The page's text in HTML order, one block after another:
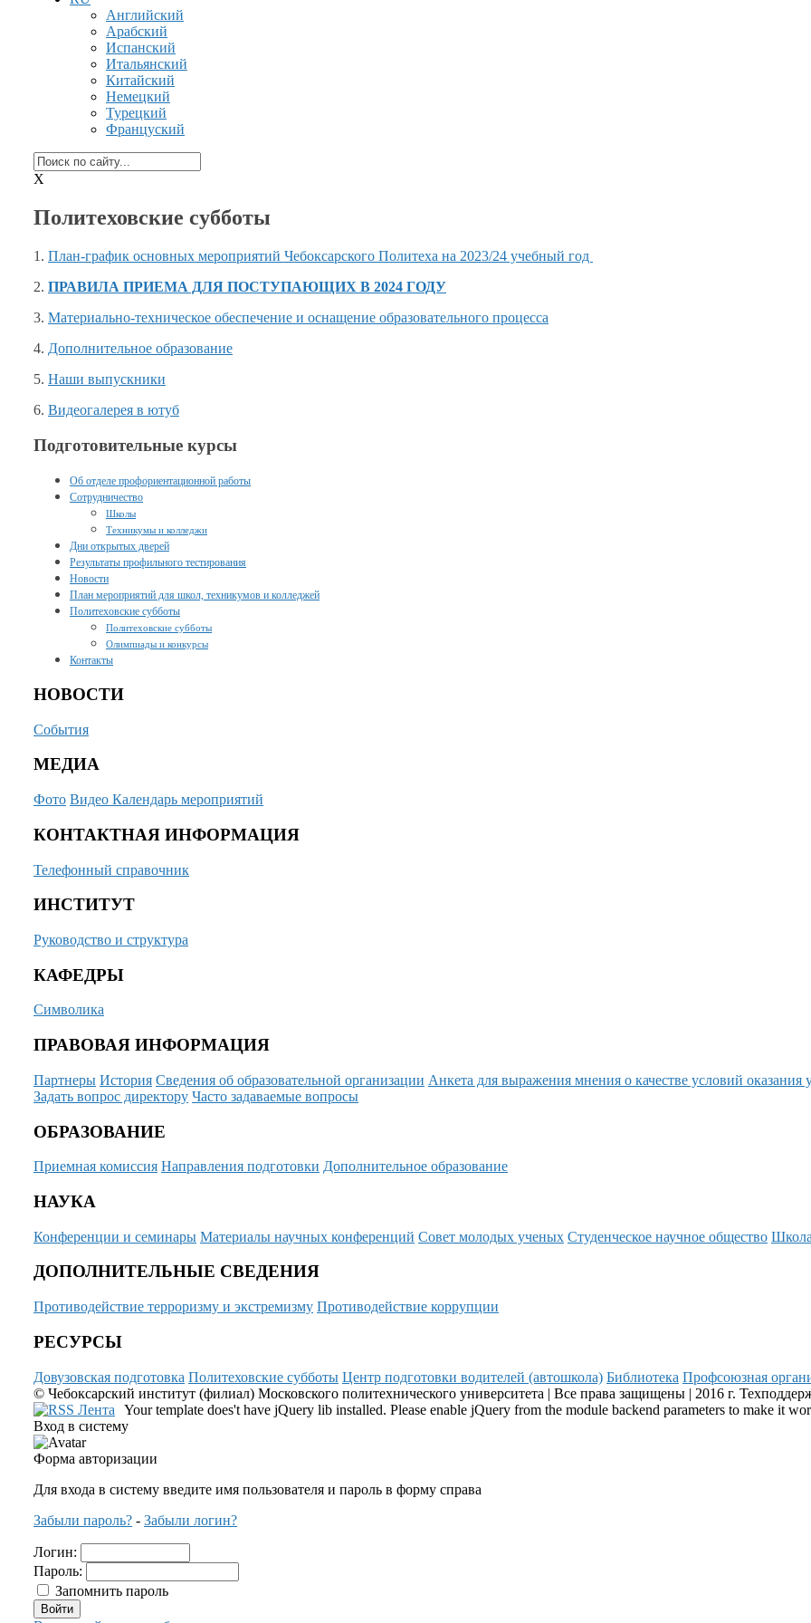
Английский
Арабский
Испанский
Итальянский
Китайский
Немецкий
Турецкий
Француский
X
Политеховские субботы
1. План-график основных мероприятий Чебоксарского Политеха на 2023/24 учебный год
2. ПРАВИЛА ПРИЕМА ДЛЯ ПОСТУПАЮЩИХ В 2024 ГОДУ
3. Материально-техническое обеспечение и оснащение образовательного процесса
4. Дополнительное образование
5. Наши выпускники
6. Видеогалерея в ютуб
Подготовительные курсы
Об отделе профориентационной работы
Сотрудничество
Школы
Техникумы и колледжи
Дни открытых дверей
Результаты профильного тестирования
Новости
План мероприятий для школ, техникумов и колледжей
Политеховские субботы
Политеховские субботы
Олимпиады и конкурсы
Контакты
НОВОСТИ
События
МЕДИА
Фото Видео Календарь мероприятий
КОНТАКТНАЯ ИНФОРМАЦИЯ
Телефонный справочник
ИНСТИТУТ
Руководство и структура
КАФЕДРЫ
Символика
ПРАВОВАЯ ИНФОРМАЦИЯ
Партнеры История Сведения об образовательной организации Анкета для выражения мнения о качестве условий оказания
Задать вопрос директору Часто задаваемые вопросы
ОБРАЗОВАНИЕ
Приемная комиссия Направления подготовки Дополнительное образование
НАУКА
Конференции и семинары Материалы научных конференций Совет молодых ученых Студенческое научное общество
ДОПОЛНИТЕЛЬНЫЕ СВЕДЕНИЯ
Противодействие терроризму и экстремизму Противодействие коррупции
РЕСУРСЫ
Довузовская подготовка Политеховские субботы Центр подготовки водителей (автошкола) Библиотека Профсоюзная
© Чебоксарский институт (филиал) Московского политехнического университета | Все права защищены | 2016 г.
Your template does't have jQuery lib installed. Please enable jQuery from the module backend parameters to make it
Вход в систему
Форма авторизации
Для входа в систему введите имя пользователя и пароль в форму справа
Забыли пароль? - Забыли логин?
Логин:
Пароль:
Запомнить пароль